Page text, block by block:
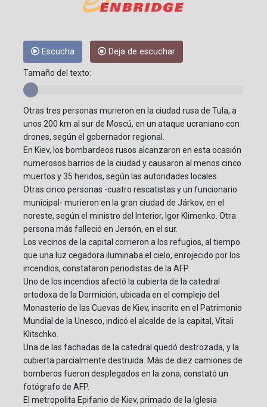
Escucha Deja de escuchar
Tamaño del texto:
Otras tres personas murieron en la ciudad rusa de Tula, a
unos 200 km al sur de Moscú, en un ataque ucraniano con
drones, según el gobernador regional.
En Kiev, los bombardeos rusos alcanzaron en esta ocasión
numerosos barrios de la ciudad y causaron al menos cinco
muertos y 35 heridos, según las autoridades locales.
Otras cinco personas -cuatro rescatistas y un funcionario
municipal- murieron en la gran ciudad de Járkov, en el
noreste, según el ministro del Interior, Igor Klimenko. Otra
persona más falleció en Jersón, en el sur.
Los vecinos de la capital corrieron a los refugios, al tiempo
que una luz cegadora iluminaba el cielo, enrojecido por los
incendios, constataron periodistas de la AFP.
Uno de los incendios afectó la cubierta de la catedral
ortodoxa de la Dormición, ubicada en el complejo del
Monasterio de las Cuevas de Kiev, inscrito en el Patrimonio
Mundial de la Unesco, indicó el alcalde de la capital, Vitali
Klitschko.
Una de las fachadas de la catedral quedó destrozada, y la
cubierta parcialmente destruida. Más de diez camiones de
bomberos fueron desplegados en la zona, constató un
fotógrafo de AFP.
El metropolita Epifanio de Kiev, primado de la Iglesia